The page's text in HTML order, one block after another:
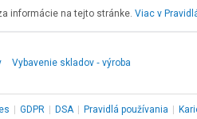
informácie na tejto stránke. Viac v
Vybavenie skladov ‑ výroba
GDPR DSA Pravidlá používania